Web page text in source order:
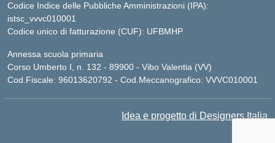
Codice Indice delle Pubbliche Amministrazioni (IPA):
istsc_vvvc010001
Codice unico di fatturazione (CUF): UFBMHP
Annessa scuola primaria
Corso Umberto I, n. 132 - 89900 - Vibo Valentia (VV)
Cod.Fiscale: 96013620792 - Cod.Meccanografico: VVVC010001
Idea e progetto di Designers Italia